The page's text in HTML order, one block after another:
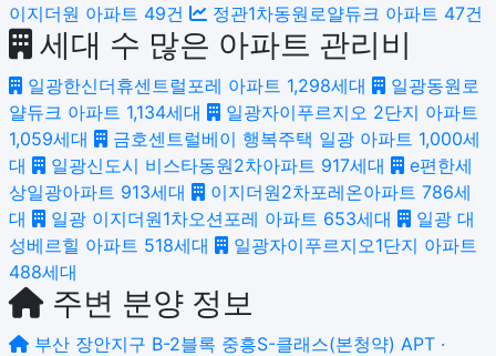
이지더원 아파트 49건 정관1차동원로얄듀크 아파트 47건
세대 수 많은 아파트 관리비
일광한신더휴센트럴포레 아파트 1,298세대
일광동원로
얄듀크 아파트 1,134세대
일광자이푸르지오 2단지 아파트
1,059세대
금호센트럴베이 행복주택 일광 아파트 1,000세
대
일광신도시 비스타동원2차아파트 917세대
e편한세
상일광아파트 913세대 이지더원2차포레온아파트 786세
대
일광 이지더원1차오션포레 아파트 653세대
일광 대
성베르힐 아파트 518세대
일광자이푸르지오1단지 아파트
488세대
주변 분양 정보
부산 장안지구 B-2블록 중흥S-클래스(본청약) APT ·